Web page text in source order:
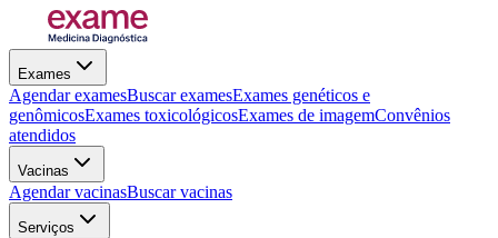
Exames
Agendar examesBuscar examesExames genéticos e
genômicosExames toxicológicosExames de imagemConvênios
atendidos
Vacinas
Agendar vacinasBuscar vacinas
Serviços